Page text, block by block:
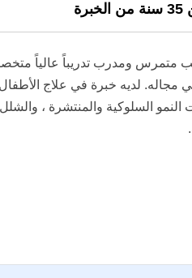
متمرس ومدرب تدريباً عالياً
من 35 عامًا في مجاله. لديه خبرة في
السلوكية والمنتشرة ،